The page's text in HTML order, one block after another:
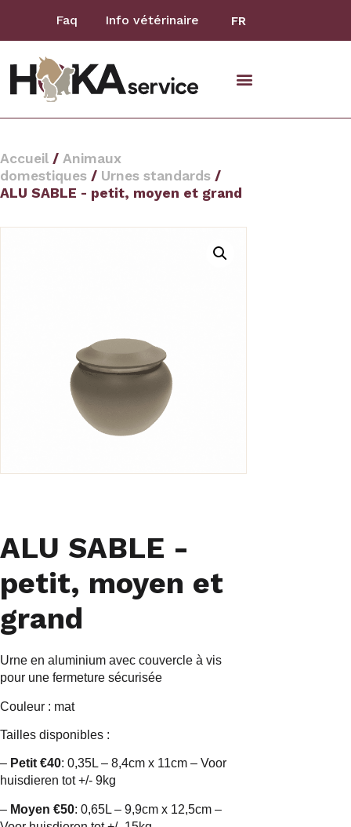
Faq Info vétérinaire FR
Accueil / Animaux
domestiques / Urnes standards /
ALU SABLE - petit, moyen et grand
ALU SABLE -
petit, moyen et
grand
Urne en aluminium avec couvercle à vis
pour une fermeture sécurisée
Couleur : mat
Tailles disponibles :
– Petit €40: 0,35L – 8,4cm x 11cm – Voor
huisdieren tot +/- 9kg
– Moyen €50: 0,65L – 9,9cm x 12,5cm –